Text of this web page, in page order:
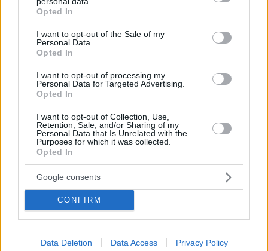
grant or deny consent to Google and its third-party tags to
use your data for below specified purposes in below Google
consent section.
Opted In
I want to opt-out of the Sale of my
Personal Data.
Opted In
I want to opt-out of processing my
Personal Data for Targeted Advertising.
Opted In
I want to opt-out of Collection, Use,
Retention, Sale, and/or Sharing of my
Personal Data that Is Unrelated with the
Purposes for which it was collected.
Opted In
Google consents
CONFIRM
Data Deletion Data Access Privacy Policy
των τεχνικών προδιαγραφών και των
προκηρυχθούν οι κύριοι διαγωνισμοί για την
κατασκευή των Σταθμών Μετατροπής και την
προμήθεια των ηλεκτρικών καλωδίων. Το GRITA
2 περιλαμβάνεται στη δεύτερη λίστα Έργων
Ευρωπαϊκής Ένωσης.
Οι νησιωτικές διασυνδέσεις έχουν θετικό
αποτύπωμα για την ασφάλεια εφοδιασμού των
νησιών, τη μείωση των εκπομπών ρύπων καθώς
παύει η λειτουργία των τοπικών πετρελαϊκών
σταθμών και για την ελάφρυνση του
μέσω του οποίου χρηματοδοτείται το αυξημένο